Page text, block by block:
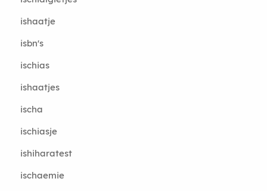
ishaatje
isbn's
ischias
ishaatjes
ischa
ischiasje
ishiharatest
ischaemie